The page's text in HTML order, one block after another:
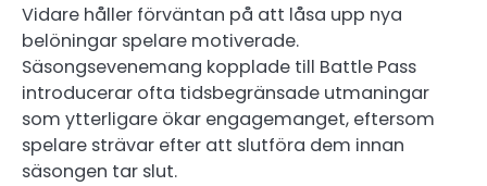
Vidare håller förväntan på att låsa upp nya
belöningar spelare motiverade.
Säsongsevenemang kopplade till Battle Pass
introducerar ofta tidsbegränsade utmaningar
som ytterligare ökar engagemanget, eftersom
spelare strävar efter att slutföra dem innan
säsongen tar slut.